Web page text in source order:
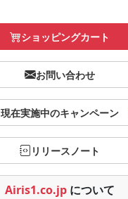
ショッピングカート
お問い合わせ
現在実施中のキャンペーン
リリースノート
Airis1.co.jp について